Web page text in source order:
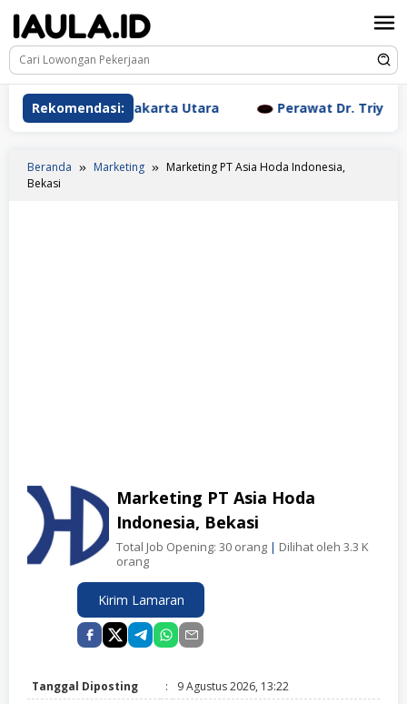
konten
Rekomendasi:
Clinic Jakarta Utara Perawat Dr. Triyanti Sundari
Beranda Marketing
Marketing PT Asia Hoda Indonesia,
Bekasi
Marketing PT Asia Hoda
Indonesia, Bekasi
Total Job Opening: 30 orang | Dilihat oleh 3.3 K
orang
Kirim Lamaran
Tanggal Diposting :
9 Agustus 2026, 13:22